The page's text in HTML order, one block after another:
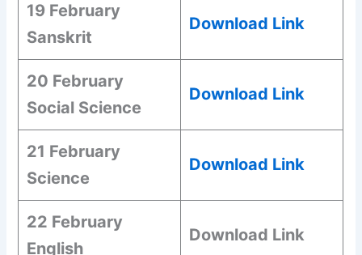
19 February
Sanskrit
Download Link
20 February
Social Science
Download Link
21 February
Science
Download Link
22 February
English
Download Link